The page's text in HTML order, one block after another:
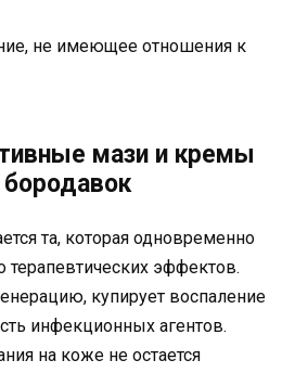
не имеющее отношения к
мази и кремы
та, которая одновременно
терапевтических эффектов.
купирует воспаление
инфекционных агентов.
на коже не остается